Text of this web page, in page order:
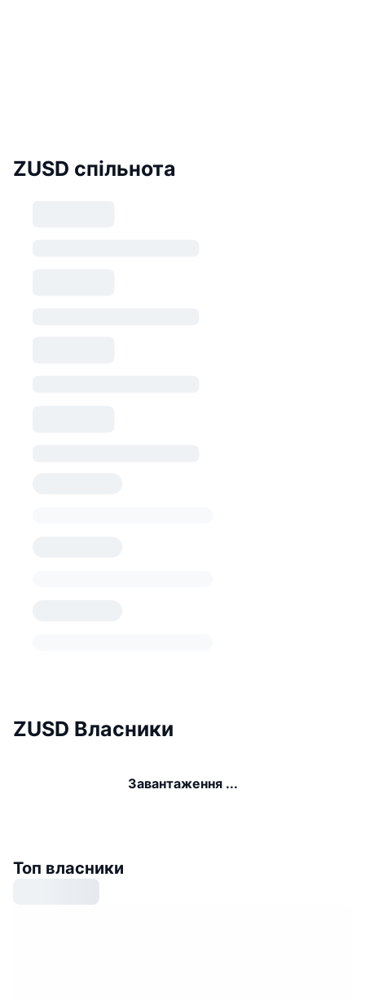
ZUSD спільнота
ZUSD Власники
Завантаження ...
Топ власники